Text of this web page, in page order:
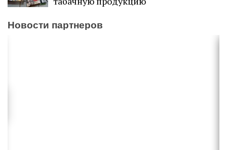
Новости партнеров